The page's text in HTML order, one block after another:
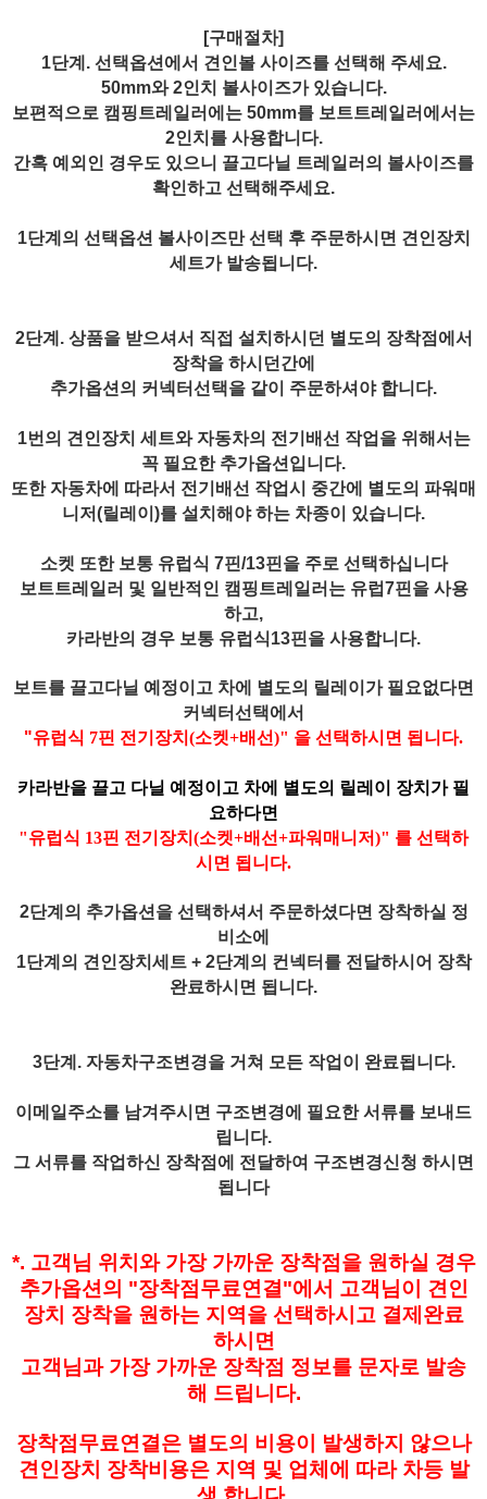
[구매절차]
1단계. 선택옵션에서 견인볼 사이즈를 선택해 주세요.
50mm와 2인치 볼사이즈가 있습니다.
보편적으로 캠핑트레일러에는 50mm를 보트트레일러에서는
2인치를 사용합니다.
간혹 예외인 경우도 있으니 끌고다닐 트레일러의 볼사이즈를
확인하고 선택해주세요.
1단계의 선택옵션 볼사이즈만 선택 후 주문하시면 견인장치
세트가 발송됩니다.
2단계. 상품을 받으셔서 직접 설치하시던 별도의 장착점에서
장착을 하시던간에
추가옵션의 커넥터선택을 같이 주문하셔야 합니다.
1번의 견인장치 세트와 자동차의 전기배선 작업을 위해서는
꼭 필요한 추가옵션입니다.
또한 자동차에 따라서 전기배선 작업시 중간에 별도의 파워매
니저(릴레이)를 설치해야 하는 차종이 있습니다.
소켓 또한 보통 유럽식 7핀/13핀을 주로 선택하십니다
보트트레일러 및 일반적인 캠핑트레일러는 유럽7핀을 사용
하고,
카라반의 경우 보통 유럽식13핀을 사용합니다.
보트를 끌고다닐 예정이고 차에 별도의 릴레이가 필요없다면
커넥터선택에서
"유럽식 7핀 전기장치(소켓+배선)" 을 선택하시면 됩니다.
카라반을 끌고 다닐 예정이고 차에 별도의 릴레이 장치가 필
요하다면
"유럽식 13핀 전기장치(소켓+배선+파워매니저)" 를 선택하
시면 됩니다.
2단계의 추가옵션을 선택하셔서 주문하셨다면 장착하실 정
비소에
1단계의 견인장치세트 + 2단계의 컨넥터를 전달하시어 장착
완료하시면 됩니다.
3단계. 자동차구조변경을 거쳐 모든 작업이 완료됩니다.
이메일주소를 남겨주시면 구조변경에 필요한 서류를 보내드
립니다.
그 서류를 작업하신 장착점에 전달하여 구조변경신청 하시면
됩니다
*. 고객님 위치와 가장 가까운 장착점을 원하실 경우
추가옵션의 "장착점무료연결"에서 고객님이 견인
장치 장착을 원하는 지역을 선택하시고 결제완료
하시면
고객님과 가장 가까운 장착점 정보를 문자로 발송
해 드립니다.
장착점무료연결은 별도의 비용이 발생하지 않으나
견인장치 장착비용은 지역 및 업체에 따라 차등 발